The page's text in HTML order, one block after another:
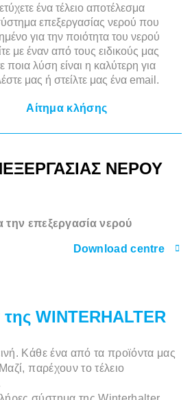
ένα τέλειο αποτέλεσμα
επεξεργασίας νερού που
για την ποιότητα του νερού
με έναν από τους ειδικούς μας
ποια λύση είναι η καλύτερη για
μας ή στείλτε μας ένα email.
Αίτημα κλήσης
ΝΕΡΟΎ
επεξεργασία νερού
Download centre
WINTERHALTER
Κάθε ένα από τα προϊόντα μας
παρέχουν το τέλειο